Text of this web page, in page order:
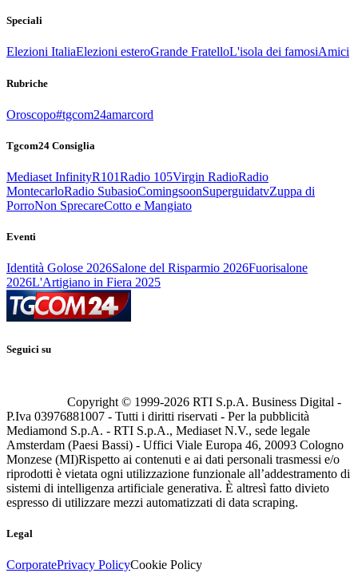
Speciali
Elezioni ItaliaElezioni esteroGrande FratelloL'isola dei famosiAmici
Rubriche
Oroscopo#tgcom24amarcord
Tgcom24 Consiglia
Mediaset InfinityR101Radio 105Virgin RadioRadio
MontecarloRadio SubasioComingsoonSuperguidatvZuppa di
PorroNon SprecareCotto e Mangiato
Eventi
Identità Golose 2026Salone del Risparmio 2026Fuorisalone
2026L'Artigiano in Fiera 2025
Seguici su
Copyright © 1999-2026 RTI S.p.A. Business Digital -
P.Iva 03976881007 - Tutti i diritti riservati - Per la pubblicità
Mediamond S.p.A. - RTI S.p.A., Mediaset N.V., sede legale
Amsterdam (Paesi Bassi) - Uffici Viale Europa 46, 20093 Cologno
Monzese (MI)Rispetto ai contenuti e ai dati personali trasmessi e/o
riprodotti è vietata ogni utilizzazione funzionale all’addestramento di
sistemi di intelligenza artificiale generativa. È altresì fatto divieto
espresso di utilizzare mezzi automatizzati di data scraping.
Legal
CorporatePrivacy PolicyCookie Policy